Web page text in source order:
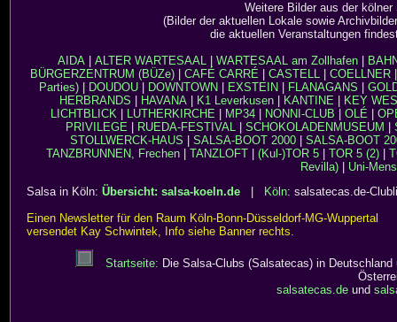
Weitere Bilder aus der kölner
(Bilder der aktuellen Lokale sowie
die aktuellen Veranstaltungen
AIDA| ALTER WARTESAAL| WARTESAAL am Zollhafen|
BÜRGERZENTRUM (BÜZe)
CAFÉ CARRÉ CASTELL COELLNER
Parties)| DOUDOU| DOWNTOWN EXSTEIN FLANAGANS
HERBRANDS
HAVANA K1 Leverkusen KANTINE
KEY
LICHTBLICK
LUTHERKIRCHE MP34 NONNI-CLUB OLÉ
PRIVILEGE| RUEDA-FESTIVAL| SCHOKOLADENMUSEUM
STOLLWERCK-HAUS
SALSA-BOOT 2000
SALSA-BOOT
TANZBRUNNEN, Frechen| TANZLOFT| (Kul-)TOR 5| TOR 5 (2)|
Revilla)
Uni-
Salsa in Köln: Übersicht: salsa-koeln.de Köln: salsatecas.de-
Einen Newsletter für den Raum Köln-Bonn-Düsseldorf-MG-Wuppertal
versendet Kay Schwintek, Info siehe Banner rechts.
Startseite: Die Salsa-Clubs (Salsatecas) in Deutschland
salsatecas.de und